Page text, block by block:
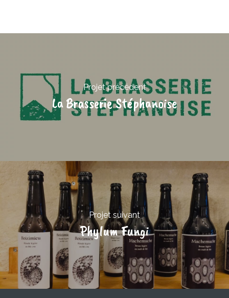
Projet précédent
La Brasserie Stéphanoise
Projet suivant
Phylum Fungi